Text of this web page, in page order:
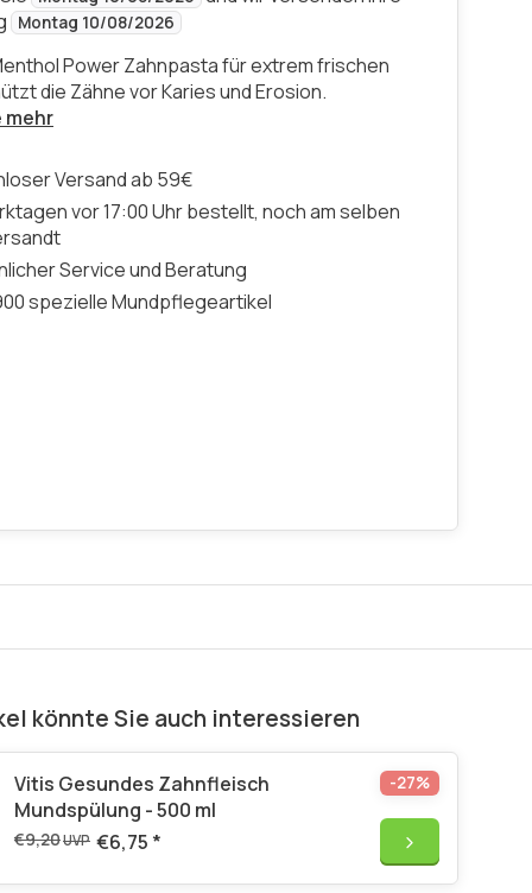
Montag 10/08/2026
Power Zahnpasta für extrem frischen
die Zähne vor Karies und Erosion.
mehr
Versand ab 59€
vor 17:00 Uhr bestellt, noch am selben
Service und Beratung
spezielle Mundpflegeartikel
könnte Sie auch interessieren
Vitis Gesundes Zahnfleisch
Mundspülung - 500 ml
€9,20UVP €6,75 *
-27%